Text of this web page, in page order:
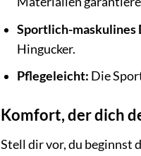
Sportlich-maskulines
Hingucker.
Pflegeleicht: Die
Komfort, der dich
Stell dir vor, du beginnst